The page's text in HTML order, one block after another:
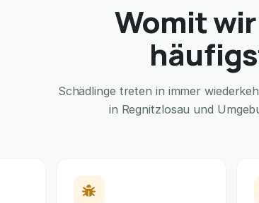
Womit
Schädlinge treten in immer
in Regnitzlosau und